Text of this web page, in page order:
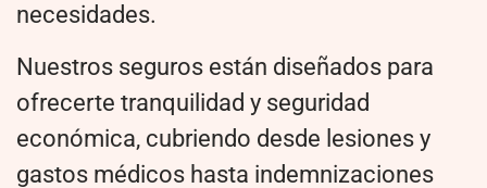
necesidades.
Nuestros seguros están diseñados para
ofrecerte tranquilidad y seguridad
económica, cubriendo desde lesiones y
gastos médicos hasta indemnizaciones